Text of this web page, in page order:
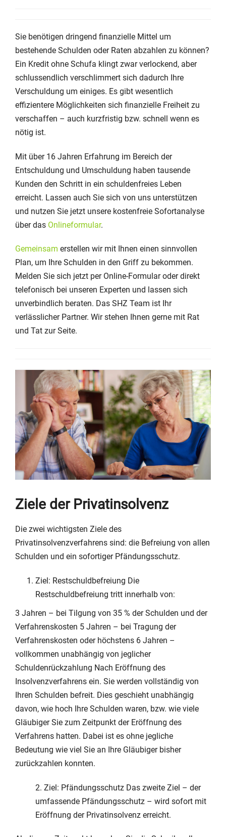
Sie benötigen dringend finanzielle Mittel um
bestehende Schulden oder Raten abzahlen zu können?
Ein Kredit ohne Schufa klingt zwar verlockend, aber
schlussendlich verschlimmert sich dadurch Ihre
Verschuldung um einiges. Es gibt wesentlich
effizientere Möglichkeiten sich finanzielle Freiheit zu
verschaffen – auch kurzfristig bzw. schnell wenn es
nötig ist.
Mit über 16 Jahren Erfahrung im Bereich der
Entschuldung und Umschuldung haben tausende
Kunden den Schritt in ein schuldenfreies Leben
erreicht. Lassen auch Sie sich von uns unterstützen
und nutzen Sie jetzt unsere kostenfreie Sofortanalyse
über das Onlineformular.
Gemeinsam erstellen wir mit Ihnen einen sinnvollen
Plan, um Ihre Schulden in den Griff zu bekommen.
Melden Sie sich jetzt per Online-Formular oder direkt
telefonisch bei unseren Experten und lassen sich
unverbindlich beraten. Das SHZ Team ist Ihr
verlässlicher Partner. Wir stehen Ihnen gerne mit Rat
und Tat zur Seite.
Ziele der Privatinsolvenz
Die zwei wichtigsten Ziele des
Privatinsolvenzverfahrens sind: die Befreiung von allen
Schulden und ein sofortiger Pfändungsschutz.
Ziel: Restschuldbefreiung Die
Restschuldbefreiung tritt innerhalb von:
3 Jahren – bei Tilgung von 35 % der Schulden und der
Verfahrenskosten 5 Jahren – bei Tragung der
Verfahrenskosten oder höchstens 6 Jahren –
vollkommen unabhängig von jeglicher
Schuldenrückzahlung Nach Eröffnung des
Insolvenzverfahrens ein. Sie werden vollständig von
Ihren Schulden befreit. Dies geschieht unabhängig
davon, wie hoch Ihre Schulden waren, bzw. wie viele
Gläubiger Sie zum Zeitpunkt der Eröffnung des
Verfahrens hatten. Dabei ist es ohne jegliche
Bedeutung wie viel Sie an Ihre Gläubiger bisher
zurückzahlen konnten.
2. Ziel: Pfändungsschutz Das zweite Ziel – der
umfassende Pfändungsschutz – wird sofort mit
Eröffnung der Privatinsolvenz erreicht.